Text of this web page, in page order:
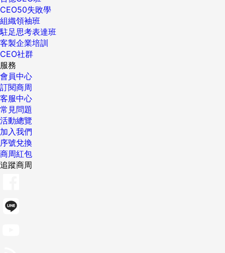
CEO50失敗學
組織領袖班
駐足思考表達班
客製企業培訓
CEO社群
服務
會員中心
訂閱商周
客服中心
常見問題
活動總覽
加入我們
序號兌換
商周紅包
追蹤商周